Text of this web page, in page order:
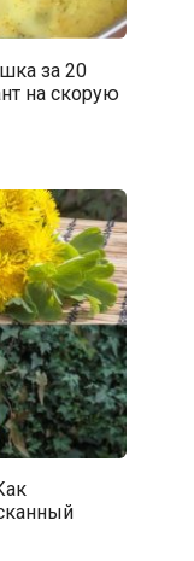
за 20
на скорую